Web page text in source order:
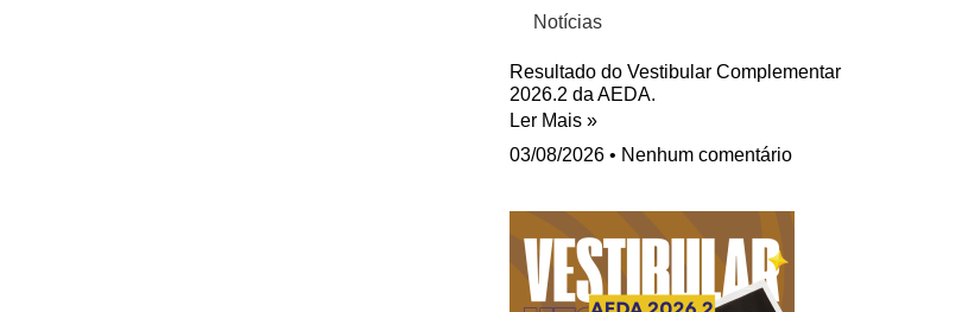
Notícias
Resultado do Vestibular Complementar
2026.2 da AEDA.
Ler Mais »
03/08/2026
Nenhum comentário